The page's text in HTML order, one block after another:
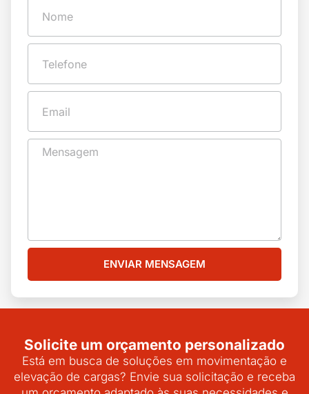
ENVIAR MENSAGEM
Solicite um orçamento personalizado
Está em busca de soluções em movimentação e
elevação de cargas? Envie sua solicitação e receba